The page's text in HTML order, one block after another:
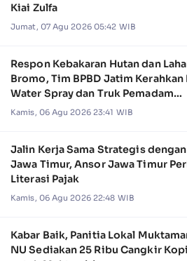
Kiai Zulfa
Jumat, 07 Agu 2026 05:42 WIB
Respon Kebakaran Hutan dan
Bromo, Tim BPBD Jatim Kerahkan
Water Spray dan Truk Pemadam
Kebakaran
Kamis, 06 Agu 2026 23:41 WIB
Jalin Kerja Sama Strategis
Jawa Timur, Ansor Jawa Timur
Literasi Pajak
Kamis, 06 Agu 2026 22:48 WIB
Kabar Baik, Panitia Lokal
NU Sediakan 25 Ribu Cangkir